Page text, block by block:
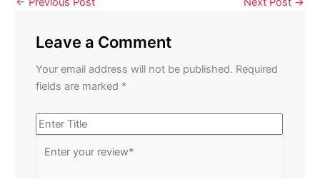
Leave a Comment
Your email address will not be published. Required
fields are marked *